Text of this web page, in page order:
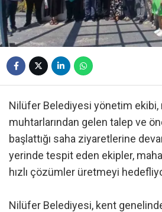
Nilüfer Belediyesi yönetim ekibi,
muhtarlarından gelen talep ve
başlattığı saha ziyaretlerine
yerinde tespit eden ekipler,
hızlı çözümler üretmeyi
Nilüfer Belediyesi, kent